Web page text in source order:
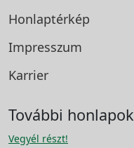
Honlaptérkép
Impresszum
Karrier
További honlapok
Vegyél részt!